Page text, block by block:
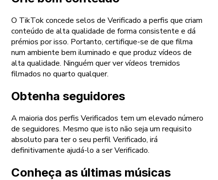
O TikTok concede selos de Verificado a perfis que criam
conteúdo de alta qualidade de forma consistente e dá
prémios por isso. Portanto, certifique-se de que filma
num ambiente bem iluminado e que produz vídeos de
alta qualidade. Ninguém quer ver vídeos tremidos
filmados no quarto qualquer.
Obtenha seguidores
A maioria dos perfis Verificados tem um elevado número
de seguidores. Mesmo que isto não seja um requisito
absoluto para ter o seu perfil Verificado, irá
definitivamente ajudá-lo a ser Verificado.
Conheça as últimas músicas